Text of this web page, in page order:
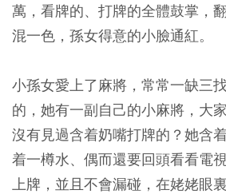
萬，看牌的、打牌的全體鼓掌，
混一色，孫女得意的小臉通紅。
小孫女愛上了麻將，常常一缺三
的，她有一副自己的小麻將，大
沒有見過含着奶嘴打牌的？她含
着一樽水、偶而還要回頭看看電
上牌，並且不會漏碰，在姥姥眼